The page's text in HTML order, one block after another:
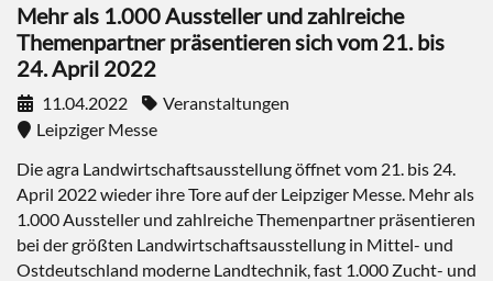
Mehr als 1.000 Aussteller und zahlreiche
Themenpartner präsentieren sich vom 21. bis
24. April 2022
11.04.2022
Veranstaltungen
Leipziger Messe
Die agra Landwirtschaftsausstellung öffnet vom 21. bis 24.
April 2022 wieder ihre Tore auf der Leipziger Messe. Mehr als
1.000 Aussteller und zahlreiche Themenpartner präsentieren
bei der größten Landwirtschaftsausstellung in Mittel- und
Ostdeutschland moderne Landtechnik, fast 1.000 Zucht- und